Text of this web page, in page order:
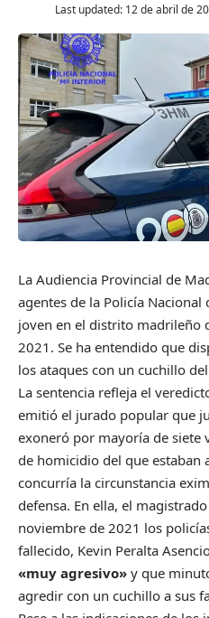
Last updated: 12 de abril de
La Audiencia Provincial de
agentes de la Policía
joven en el distrito madrileño
2021. Se ha entendido que
los ataques con un cuchillo
La sentencia refleja el
emitió el jurado popular que
exoneró por mayoría de siete
de homicidio del que estaban
concurría la circunstancia
defensa. En ella, el
noviembre de 2021 los
fallecido, Kevin Peralta
«muy agresivo» y que
agredir con un cuchillo a sus